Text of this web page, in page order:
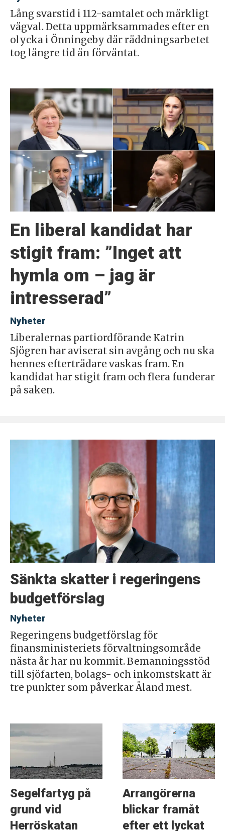
Lång svarstid i 112-samtalet och märkligt
vägval. Detta uppmärksammades efter en
olycka i Önningeby där räddningsarbetet
tog längre tid än förväntat.
En liberal kandidat har
stigit fram: ”Inget att
hymla om – jag är
intresserad”
Nyheter
Liberalernas partiordförande Katrin
Sjögren har aviserat sin avgång och nu ska
hennes efterträdare vaskas fram. En
kandidat har stigit fram och flera funderar
på saken.
Sänkta skatter i regeringens
budgetförslag
Nyheter
Regeringens budgetförslag för
finansministeriets förvaltningsområde
nästa år har nu kommit. Bemanningsstöd
till sjöfarten, bolags- och inkomstskatt är
tre punkter som påverkar Åland mest.
Segelfartyg på
grund vid
Herröskatan
Arrangörerna
blickar framåt
efter ett lyckat